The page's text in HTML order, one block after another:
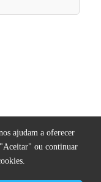
ajudam a oferecer
ou continuar